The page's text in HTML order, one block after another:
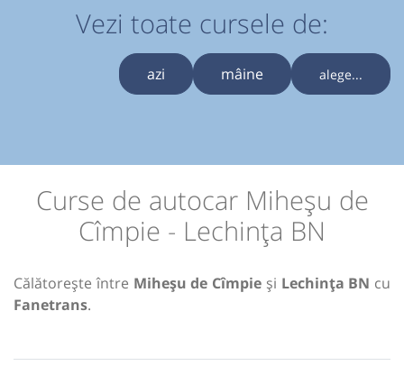
Vezi toate cursele de:
azi mâine alege...
Curse de autocar Miheșu de
Cîmpie - Lechința BN
Călătorește între Miheșu de Cîmpie și Lechința BN cu
Fanetrans.